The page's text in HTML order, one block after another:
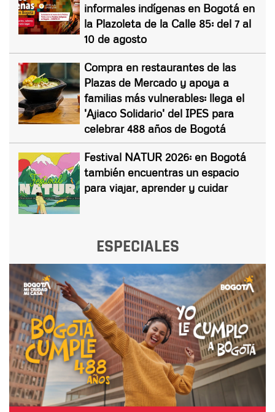
informales indígenas en Bogotá en
la Plazoleta de la Calle 85: del 7 al
10 de agosto
Compra en restaurantes de las
Plazas de Mercado y apoya a
familias más vulnerables: llega el
'Ajiaco Solidario' del IPES para
celebrar 488 años de Bogotá
Festival NATUR 2026: en Bogotá
también encuentras un espacio
para viajar, aprender y cuidar
ESPECIALES